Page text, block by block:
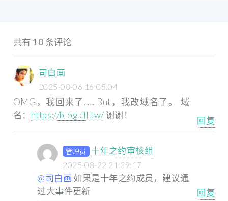
共有 10 条评论
司白画
2025-08-06 16:05:04
OMG，我回来了...... But，我改域名了。 域
名： https://blog.cll.tw/谢谢！
回复
管理员 十年之约审核组
2025-08-22 21:39:17
@司白画如果是十年之约成员，建议通
过大事件更新
回复